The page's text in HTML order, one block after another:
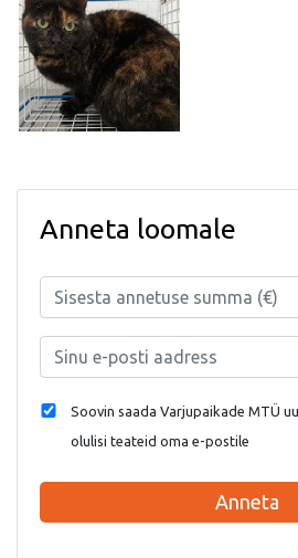
Anneta loomale
Soovin saada Varjupaikade MTÜ
olulisi teateid oma e-postile
Anneta